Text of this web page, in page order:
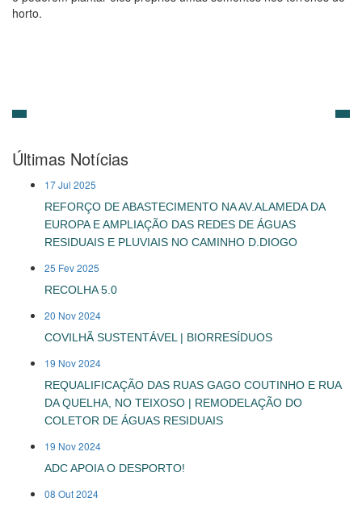
horto.
Últimas Notícias
17 Jul 2025
REFORÇO DE ABASTECIMENTO NA AV.ALAMEDA DA
EUROPA E AMPLIAÇÃO DAS REDES DE ÁGUAS
RESIDUAIS E PLUVIAIS NO CAMINHO D.DIOGO
25 Fev 2025
RECOLHA 5.0
20 Nov 2024
COVILHÃ SUSTENTÁVEL | BIORRESÍDUOS
19 Nov 2024
REQUALIFICAÇÃO DAS RUAS GAGO COUTINHO E RUA
DA QUELHA, NO TEIXOSO | REMODELAÇÃO DO
COLETOR DE ÁGUAS RESIDUAIS
19 Nov 2024
ADC APOIA O DESPORTO!
08 Out 2024